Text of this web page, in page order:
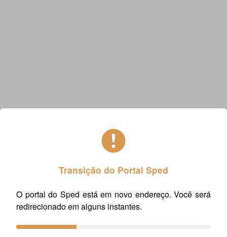
Transição do Portal Sped
O portal do Sped está em novo endereço. Você será
redirecionado em alguns instantes.